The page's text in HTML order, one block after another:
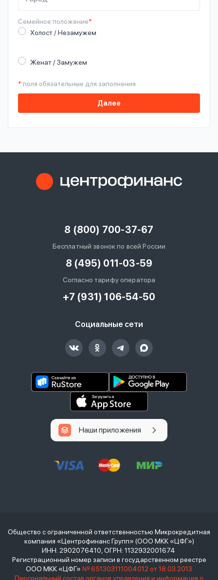
Семейное положение*
Холост / Незамужем
Женат / Замужем
* поля обязательные для заполнения
Далее
8 (800) 700-37-67
Бесплатный звонок по всей России
8 (495) 011-03-59
Согласно тарифу оператора
+7 (931) 106-54-50
Социальные сети
Наши приложения
Общество с ограниченной ответственностью Микрокредитная
компания «Центрофинанс Групп» (ООО МКК «ЦФГ»)
ИНН: 2902076410, ОГРН: 1132932001674
Регистрационный номер записи в государственном реестре
ООО МКК «ЦФГ» № 651303111004012 от 18.03.2013
Персональный состав органов управления и информация о